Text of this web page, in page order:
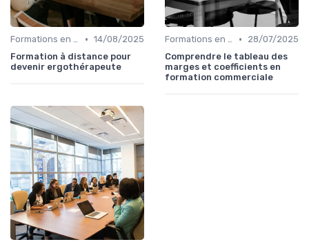
Formations en ligne • 14/08/2025
Formation à distance pour
devenir ergothérapeute
Formations en ligne •
28/07/2025
Comprendre le tableau des
marges et coefficients en
formation commerciale